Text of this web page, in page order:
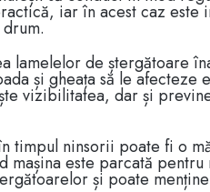
iar în acest caz este
lamelelor de ștergătoare
și gheața să le afecteze
vizibilitatea, dar și
timpul ninsorii poate fi o
mașina este parcată
și poate